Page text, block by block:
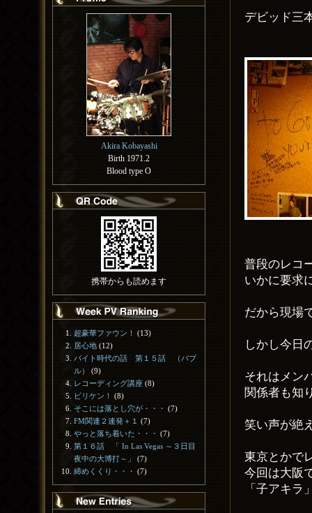
デビッド三
普段のレコ
いかに要求
だから現場
しかし今日
それはメン
関係者も知
笑い声が絶
東京とかで
今回は大阪
「子アキラ
Akira Kobayashi
Birth 1971.2
Blood type O
携帯からも読めます
超豪華ファウン！
(13)
居心地 (12)
バイト時代の話 第１５話 （バブ
ル）
(9)
レコーディング講座 (8)
ビリケン！
(8)
そこには落とし穴が・・・ (7)
FM関連２連発＋１
(7)
やっと落ち着いた・・・ (7)
第１６話 「 In Las Vegas ～３日目
夜中の大博打～」
(7)
締めくくり・・・ (7)